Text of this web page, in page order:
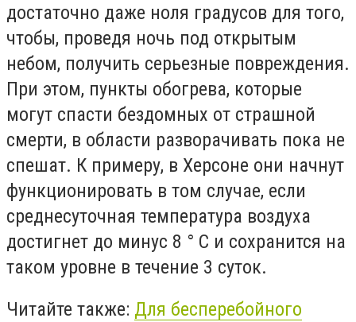
достаточно даже ноля градусов для того,
чтобы, проведя ночь под открытым
небом, получить серьезные повреждения.
При этом, пункты обогрева, которые
могут спасти бездомных от страшной
смерти, в области разворачивать пока не
спешат. К примеру, в Херсоне они начнут
функционировать в том случае, если
среднесуточная температура воздуха
достигнет до минус 8 ° C и сохранится на
таком уровне в течение 3 суток.
Читайте также: Для бесперебойного